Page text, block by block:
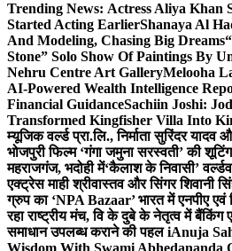
Trending News: Actress Aliya Khan
Started Acting EarlierShanaya Al
And Modeling, Chasing Big Dreams
Stone” Solo Show Of Paintings By
Nehru Centre Art GalleryMelooha
AI-Powered Wealth Intelligence
Financial GuidanceSachiin Joshi:
Transformed Kingfisher Villa Into
म्यूजिक वर्ल्ड प्रा.लि., निर्माता सुरिंदर यादव
भोजपुरी फिल्म ‘गंगा जमुना सरस्वती’ की
महराजगंज, भदोही में‘कैलाश के निवासी’
एक्ट्रेस माही श्रीवास्तव और सिंगर शिवानी
ग्रुप का ‘NPA Bazaar’ भारत में एनपीए
रहा राष्ट्रीय मंच, वि के दुबे के नेतृत्व में बैंकिंग
समाधान उपलब्ध कराने की पहल iAnuja